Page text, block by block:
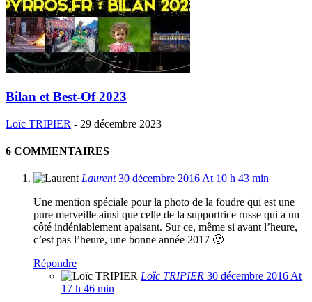
Bilan et Best-Of 2023
Loïc TRIPIER - 29 décembre 2023
6 COMMENTAIRES
Laurent 30 décembre 2016 At 10 h 43 min
Une mention spéciale pour la photo de la foudre qui est une
pure merveille ainsi que celle de la supportrice russe qui a un
côté indéniablement apaisant. Sur ce, même si avant l’heure,
c’est pas l’heure, une bonne année 2017 🙂
Répondre
Loïc TRIPIER 30 décembre 2016 At
17 h 46 min